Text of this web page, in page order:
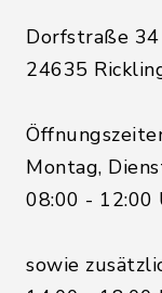
Dorfstraße 34
24635
Montag,
08:00 - 12:00
sowie